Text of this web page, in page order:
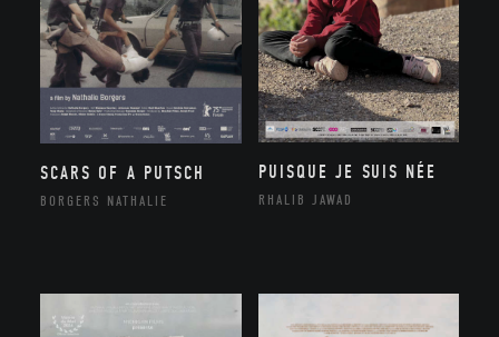
SCARS OF A PUTSCH
BORGERS NATHALIE
PUISQUE JE SUIS NÉE
RHALIB JAWAD